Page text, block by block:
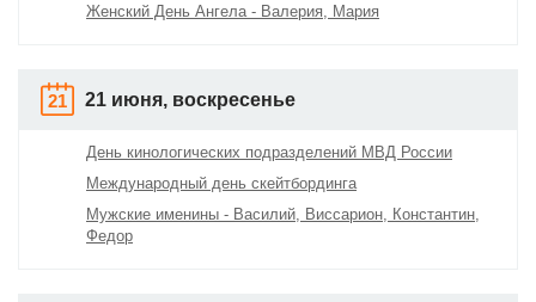
Женский День Ангела - Валерия, Мария
21 21 июня, воскресенье
День кинологических подразделений МВД России
Международный день скейтбординга
Мужские именины - Василий, Виссарион, Константин,
Федор